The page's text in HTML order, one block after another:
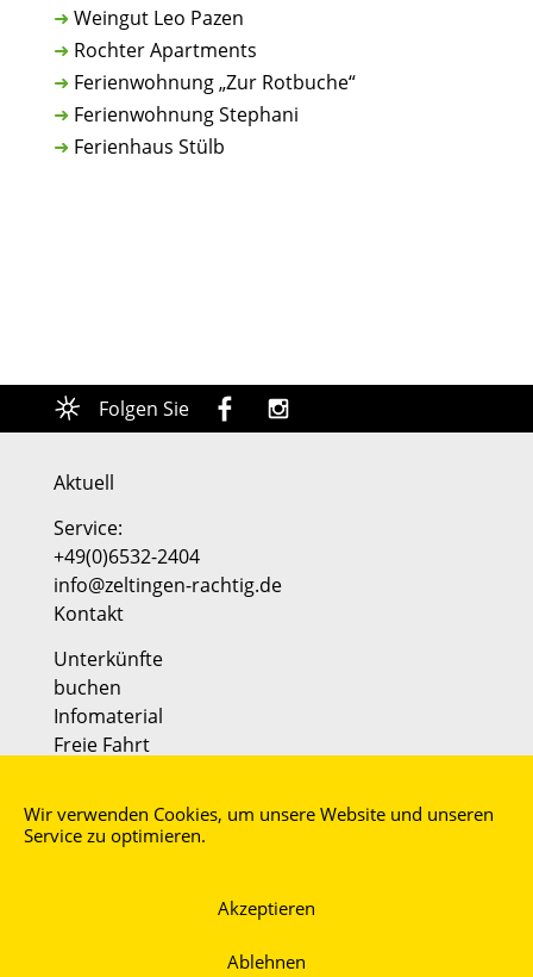
Wir verwenden Cookies, um unsere Website und unseren
Service zu optimieren.
Akzeptieren
Ablehnen
➜ Weingut Leo Pazen
➜ Rochter Apartments
➜ Ferienwohnung „Zur Rotbuche“
➜ Ferienwohnung Stephani
➜ Ferienhaus Stülb
Folgen Sie
Aktuell
Service:
+49(0)6532-2404
info@zeltingen-rachtig.de
Kontakt
Unterkünfte
buchen
Infomaterial
Freie Fahrt
Impressum
Datenschutz